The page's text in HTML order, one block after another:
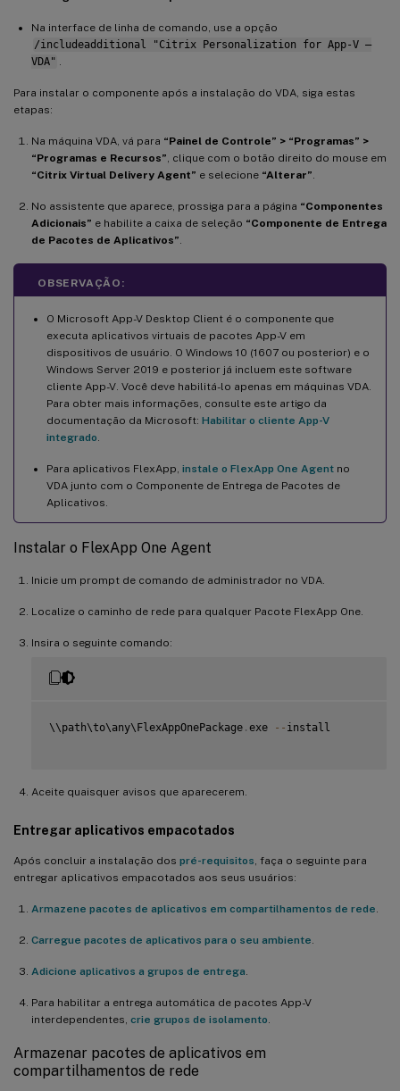
Na interface de linha de comando, use a opção
/includeadditional "Citrix Personalization for App-V –
VDA"
Para instalar o componente após a instalação do VDA, siga estas
etapas:
Na máquina VDA, vá para “Painel de Controle” > “Programas” >
“Programas e Recursos” , clique com o botão direito do mouse em
“Citrix Virtual Delivery Agent” e selecione “Alterar”
No assistente que aparece, prossiga para a página “Componentes
Adicionais” e habilite a caixa de seleção “Componente de Entrega
de Pacotes de Aplicativos”
OBSERVAÇÃO:
O Microsoft App-V Desktop Client é o componente que
executa aplicativos virtuais de pacotes App-V em
dispositivos de usuário. O Windows 10 (1607 ou posterior) e o
Windows Server 2019 e posterior já incluem este software
cliente App-V. Você deve habilitá-lo apenas em máquinas VDA.
Para obter mais informações, consulte este artigo da
documentação da Microsoft: Habilitar o cliente App-V
integrado
Para aplicativos FlexApp, instale o FlexApp One Agent no
VDA junto com o Componente de Entrega de Pacotes de
Aplicativos.
Instalar o FlexApp One Agent
Inicie um prompt de comando de administrador no VDA.
Localize o caminho de rede para qualquer Pacote FlexApp One.
Insira o seguinte comando:
\\path\to\any\FlexAppOnePackage . exe -- install
Aceite quaisquer avisos que aparecerem.
Entregar aplicativos empacotados
Após concluir a instalação dos pré-requisitos , faça o seguinte para
entregar aplicativos empacotados aos seus usuários:
Armazene pacotes de aplicativos em compartilhamentos de rede
Carregue pacotes de aplicativos para o seu ambiente
Adicione aplicativos a grupos de entrega
Para habilitar a entrega automática de pacotes App-V
interdependentes, crie grupos de isolamento
Armazenar pacotes de aplicativos em
compartilhamentos de rede